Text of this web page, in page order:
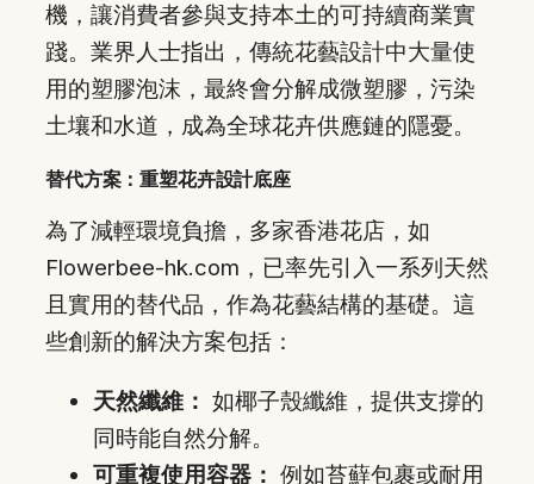
機，讓消費者參與支持本土的可持續商業實
踐。業界人士指出，傳統花藝設計中大量使
用的塑膠泡沫，最終會分解成微塑膠，污染
土壤和水道，成為全球花卉供應鏈的隱憂。
替代方案：重塑花卉設計底座
為了減輕環境負擔，多家香港花店，如
Flowerbee-hk.com，已率先引入一系列天然
且實用的替代品，作為花藝結構的基礎。這
些創新的解決方案包括：
天然纖維： 如椰子殼纖維，提供支撐的
同時能自然分解。
可重複使用容器： 例如苔蘚包裹或耐用